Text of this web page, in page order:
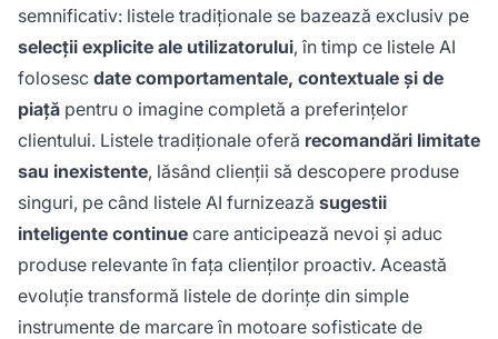
semnificativ: listele tradiționale se bazează exclusiv pe
selecții explicite ale utilizatorului, în timp ce listele AI
folosesc date comportamentale, contextuale și de
piață pentru o imagine completă a preferințelor
clientului. Listele tradiționale oferă recomandări limitate
sau inexistente, lăsând clienții să descopere produse
singuri, pe când listele AI furnizează sugestii
inteligente continue care anticipează nevoi și aduc
produse relevante în fața clienților proactiv. Această
evoluție transformă listele de dorințe din simple
instrumente de marcare în motoare sofisticate de